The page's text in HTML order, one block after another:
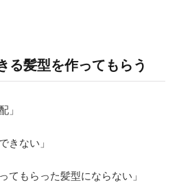
る髪型を作ってもらう
」
きない」
てもらった髪型にならない」